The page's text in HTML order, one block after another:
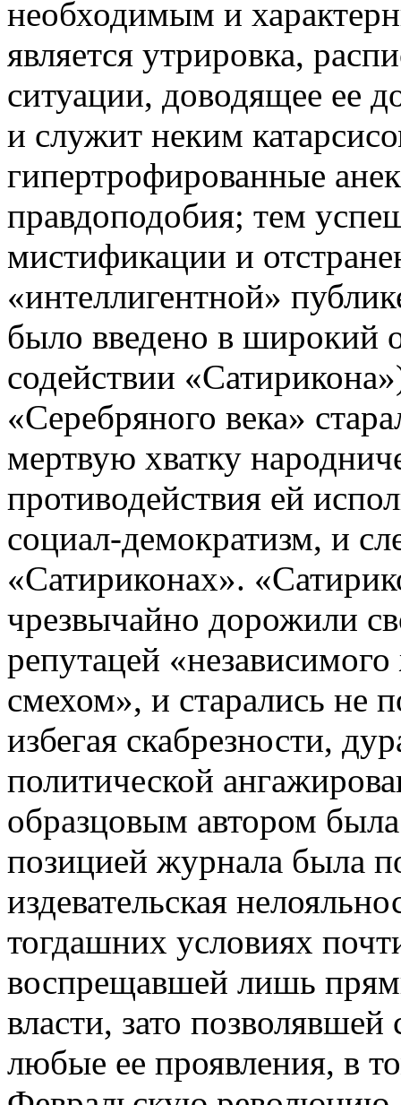
необходимым и
является утрировка,
ситуации, доводящее ее
и служит неким
гипертрофированные
правдоподобия; тем
мистификации и
«интеллигентной»
было введено в широкий
содействии
«Серебряного века»
мертвую хватку
противодействия ей
социал-демократизм, и
«Сатириконах».
чрезвычайно дорожили
репутацей
смехом», и старались не
избегая скабрезности,
политической
образцовым автором
позицией журнала была
издевательская
тогдашних условиях
воспрещавшей лишь
власти, зато позволявшей
любые ее проявления, в